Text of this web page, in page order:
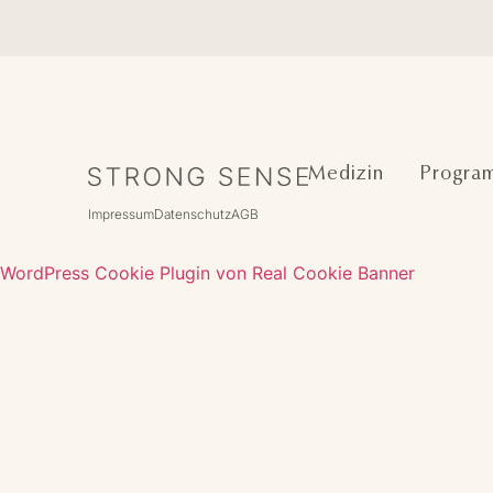
Medizin
ImpressumDatenschutzAGB
WordPress Cookie Plugin von Real Cookie Banner